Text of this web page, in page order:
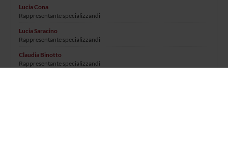
Lucia Cona
Rappresentante specializzandi
Lucia Saracino
Rappresentante specializzandi
Claudia Binotto
Rappresentante specializzandi